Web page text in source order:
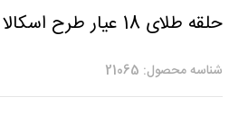
حلقه طلای 18 عیار طرح اسکالا
شناسه محصول: 21065